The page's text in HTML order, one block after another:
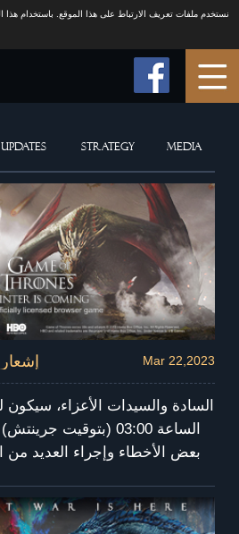
نستخدم ملفات تعريف الارتباط على هذا الموقع. باستخدام
معلومات اللعبة
كيفية اللعب
News
الدعم
UPDATES STRATEGY MEDIA
Mar 22,2023
السادة
بعض الأخطاء وإجراء العديد من
، لن تتمكن من الدخول إلى
يسببه هذا الأمر. سنرسل التعويض